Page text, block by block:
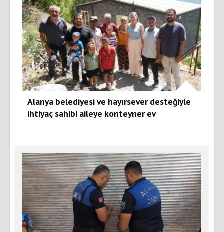
Alanya belediyesi ve hayırsever desteğiyle
ihtiyaç sahibi aileye konteyner ev